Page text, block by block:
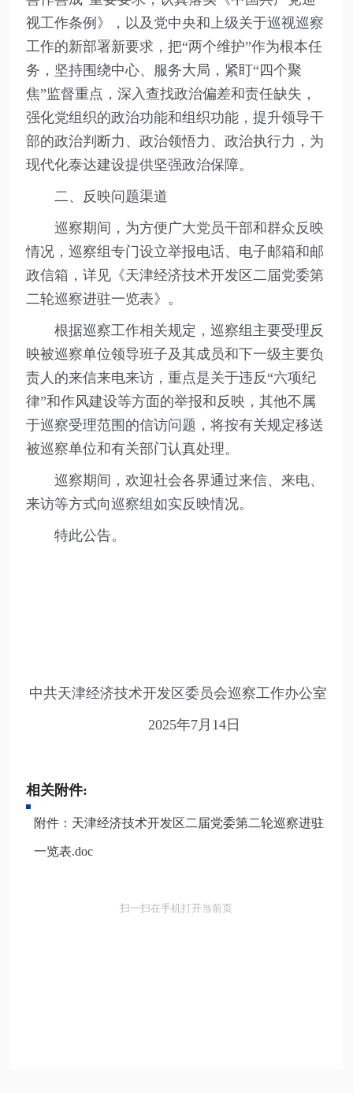
视工作条例》，以及党中央和上级关于巡视巡察
工作的新部署新要求，把“两个维护”作为根本任
务，坚持围绕中心、服务大局，紧盯“四个聚
焦”监督重点，深入查找政治偏差和责任缺失，
强化党组织的政治功能和组织功能，提升领导干
部的政治判断力、政治领悟力、政治执行力，为
现代化泰达建设提供坚强政治保障。
二、反映问题渠道
巡察期间，为方便广大党员干部和群众反映
情况，巡察组专门设立举报电话、电子邮箱和邮
政信箱，详见《天津经济技术开发区二届党委第
二轮巡察进驻一览表》。
根据巡察工作相关规定，巡察组主要受理反
映被巡察单位领导班子及其成员和下一级主要负
责人的来信来电来访，重点是关于违反“六项纪
律”和作风建设等方面的举报和反映，其他不属
于巡察受理范围的信访问题，将按有关规定移送
被巡察单位和有关部门认真处理。
巡察期间，欢迎社会各界通过来信、来电、
来访等方式向巡察组如实反映情况。
特此公告。
中共天津经济技术开发区委员会巡察工作办公室
2025年7月14日
相关附件:
附件：天津经济技术开发区二届党委第二轮巡察进驻
一览表.doc
扫一扫在手机打开当前页